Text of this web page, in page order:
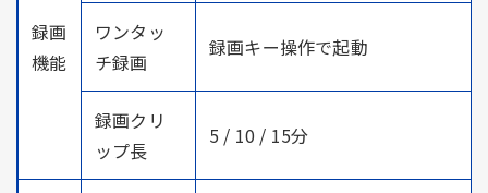
録画
機能
ワンタッ
チ録画
録画キー操作で起動
録画クリ
ップ長
5 / 10 / 15分